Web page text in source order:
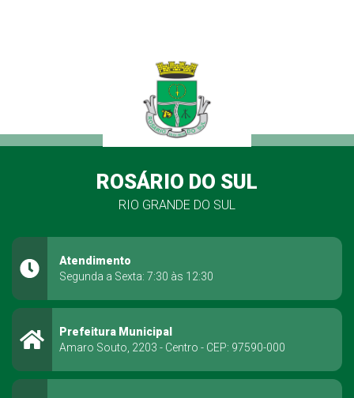
ROSÁRIO DO SUL
RIO GRANDE DO SUL
Atendimento
Segunda a Sexta: 7:30 às 12:30
Prefeitura Municipal
Amaro Souto, 2203 - Centro - CEP: 97590-000